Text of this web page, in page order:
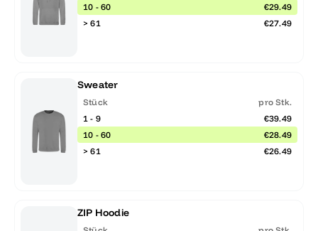
10 - 60
€29.49
> 61
€27.49
Sweater
Stück
pro Stk.
1 - 9
€39.49
10 - 60
€28.49
> 61
€26.49
ZIP Hoodie